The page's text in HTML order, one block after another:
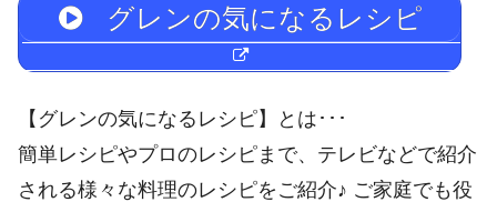
グレンの気になるレシピ
【グレンの気になるレシピ】とは･･･
簡単レシピやプロのレシピまで、テレビなどで紹介
される様々な料理のレシピをご紹介♪ ご家庭でも役